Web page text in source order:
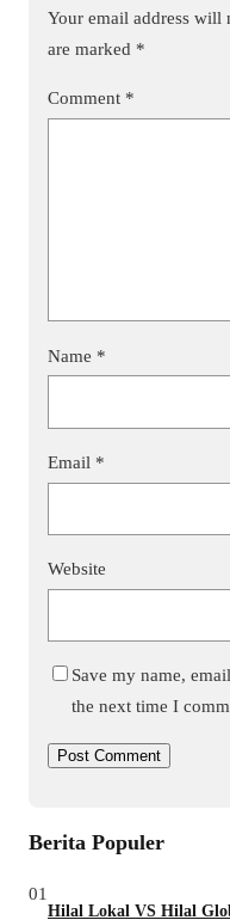
Your email address will
are marked *
Comment *
Name *
Email *
Website
Save my name,
the next time I
Berita Populer
01
Hilal Lokal VS Hilal